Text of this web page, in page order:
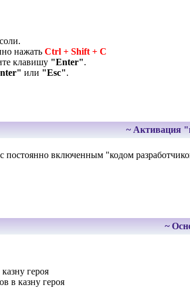
нажать Ctrl + Shift + C
клавишу "Enter".
или "Esc".
~ Активация
постоянно включенным "кодом
~
героя
в казну героя